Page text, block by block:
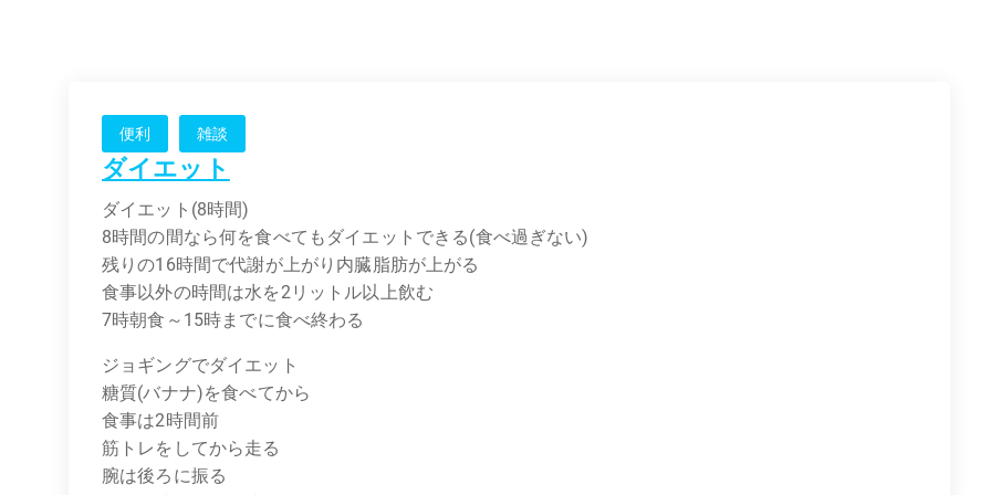
便利 雑談
ダイエット
ダイエット(8時間)
8時間の間なら何を食べてもダイエットできる(食べ過ぎない)
残りの16時間で代謝が上がり内臓脂肪が上がる
食事以外の時間は水を2リットル以上飲む
7時朝食～15時までに食べ終わる
ジョギングでダイエット
糖質(バナナ)を食べてから
食事は2時間前
筋トレをしてから走る
腕は後ろに振る